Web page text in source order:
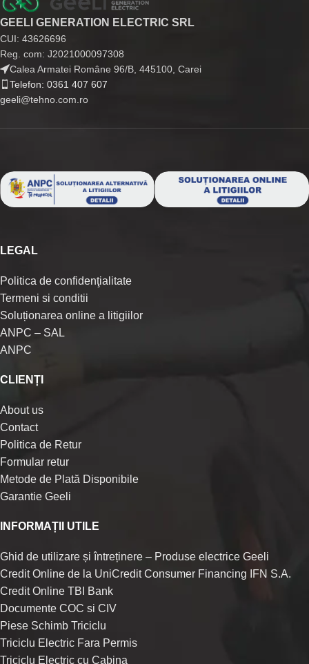
GEELI GENERATION ELECTRIC SRL
CUI: 43626696
Reg. com: J2021000097308
Calea Armatei Române 96/B, 445100, Carei
Telefon: 0361 407 607
geeli@tehno.com.ro
LEGAL
Politica de confidenţialitate
Termeni si conditii
Soluționarea online a litigiilor
ANPC – SAL
ANPC
CLIENȚI
About us
Contact
Politica de Retur
Formular retur
Metode de Plată Disponibile
Garantie Geeli
INFORMAȚII UTILE
Ghid de utilizare și întreținere – Produse electrice Geeli
Credit Online de la UniCredit Consumer Financing IFN S.A.
Credit Online TBI Bank
Documente COC si CIV
Piese Schimb Triciclu
Triciclu Electric Fara Permis
Triciclu Electric cu Cabina